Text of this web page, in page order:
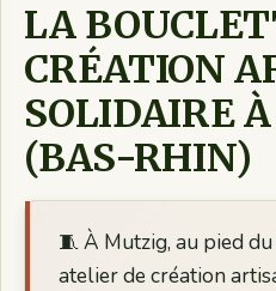
LA
CRÉATION
SOLIDAIRE
(BAS-RHIN)
🧵 À Mutzig, au pied
atelier de création